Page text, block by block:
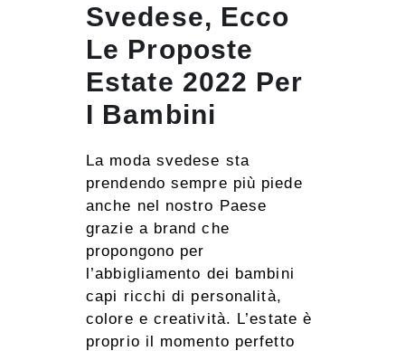
Svedese, Ecco
Le Proposte
Estate 2022 Per
I Bambini
La moda svedese sta
prendendo sempre più piede
anche nel nostro Paese
grazie a brand che
propongono per
l’abbigliamento dei bambini
capi ricchi di personalità,
colore e creatività. L’estate è
proprio il momento perfetto